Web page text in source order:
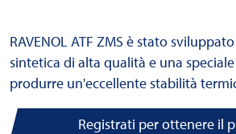
RAVENOL ATF ZMS è stato
sintetica di alta qualità e una
produrre un'eccellente stabilità
Registrati per ottenere il